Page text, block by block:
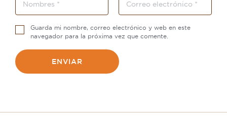
Guarda mi nombre, correo electrónico y web en este
navegador para la próxima vez que comente.